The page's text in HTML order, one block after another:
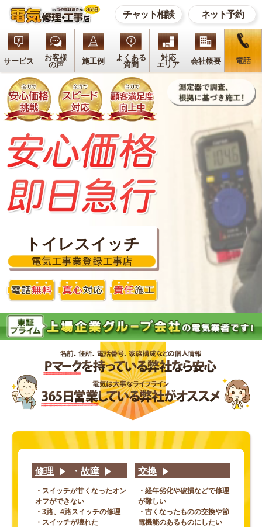
チャット相談 ネット予約
サービス
お客様
の声
施工例
よくある
質問
対応
エリア
会社概要 電話
トイレスイッチ
修理 ・ 故障
・スイッチが甘くなったオン
オフができない
・3路、4路スイッチの修理
・スイッチが壊れた
交換
・経年劣化や破損などで修理
が難しい
・古くなったものの交換や節
電機能のあるものにしたい